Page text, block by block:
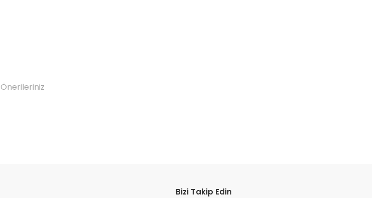
Önerileriniz
Bizi Takip Edin